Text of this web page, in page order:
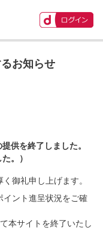
お知らせ
供を終了しました。
。）
御礼申し上げます。
イント進呈状況をご確
本サイトを終了いたし